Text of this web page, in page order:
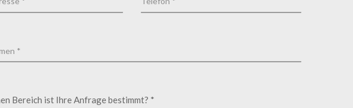
Bereich ist Ihre Anfrage bestimmt? *